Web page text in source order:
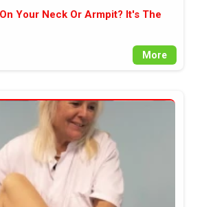
Your Neck Or Armpit? It's The
More